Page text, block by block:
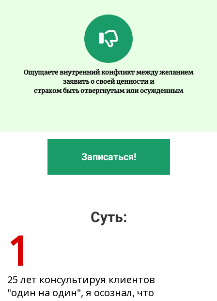
Ощущаете внутренний конфликт между желанием
заявить о своей ценности и
страхом быть отвергнутым или осужденным
Записаться!
Суть:
1
25 лет консультируя клиентов
"один на один", я осознал, что